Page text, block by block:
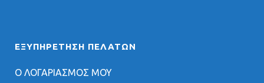
ΕΞΥΠΗΡΈΤΗΣΗ ΠΕΛΑΤΏΝ
Ο ΛΟΓΑΡΙΑΣΜΟΣ ΜΟΥ